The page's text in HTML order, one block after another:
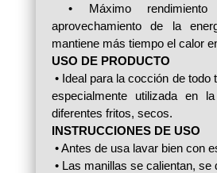
• Máximo
aprovechamiento de la
mantiene más tiempo el calor
USO DE PRODUCTO
• Ideal para la cocción de todo
especialmente utilizada en
diferentes fritos, secos.
INSTRUCCIONES DE USO
• Antes de usa lavar bien con
• Las manillas se calientan, se